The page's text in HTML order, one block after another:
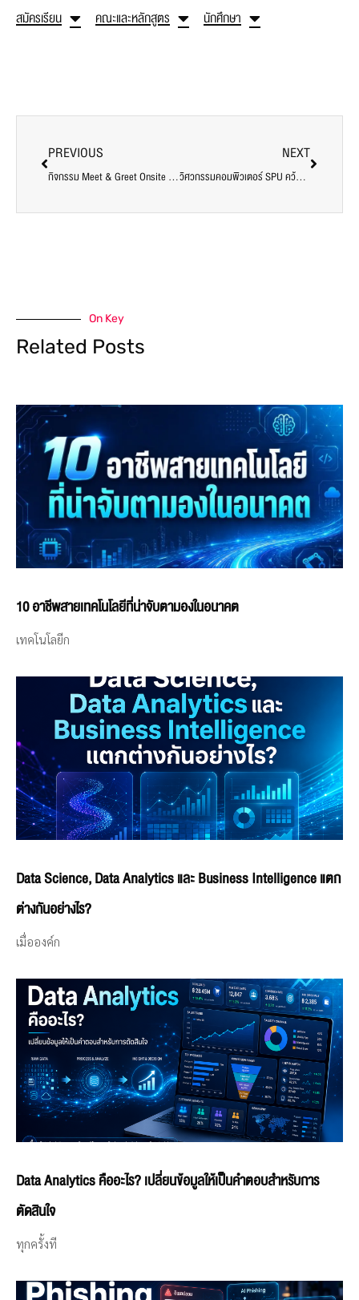
สมัครเรียน คณะและหลักสูตร นักศึกษา
PREVIOUS
กิจกรรม Meet & Greet Onsite ต้อนรับ Freshy SIT 69
NEXT
วิศวกรรมคอมพิวเตอร์ SPU คว้ารางวัลบทความดีเด่นจากเวทีวิชาการ EENET2026
On Key
Related Posts
10 อาชีพสายเทคโนโลยีที่น่าจับตามองในอนาคต
เทคโนโลยีก
Data Science, Data Analytics และ Business Intelligence แตก
ต่างกันอย่างไร?
เมื่อองค์ก
Data Analytics คืออะไร? เปลี่ยนข้อมูลให้เป็นคำตอบสำหรับการ
ตัดสินใจ
ทุกครั้งที